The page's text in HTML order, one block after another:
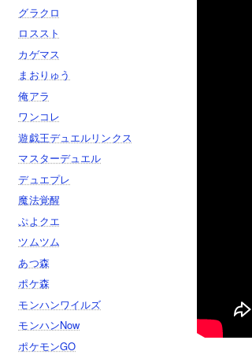
グラクロ
ロススト
カゲマス
まおりゅう
俺アラ
ワンコレ
遊戯王デュエルリンクス
マスターデュエル
デュエプレ
魔法覚醒
ぷよクエ
ツムツム
あつ森
ポケ森
モンハンワイルズ
モンハンNow
ポケモンGO